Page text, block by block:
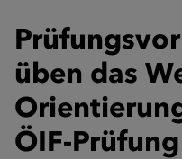
üben das
ÖIF-